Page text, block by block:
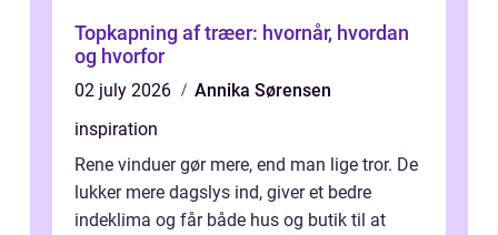
Topkapning af træer: hvornår, hvordan
og hvorfor
02 july 2026
Annika Sørensen
inspiration
Rene vinduer gør mere, end man lige tror. De
lukker mere dagslys ind, giver et bedre
indeklima og får både hus og butik til at